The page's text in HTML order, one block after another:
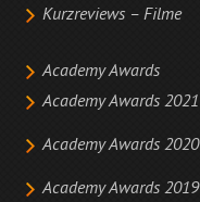
Kurzreviews – Filme
Academy Awards
Academy Awards 2021
Academy Awards 2020
Academy Awards 2019